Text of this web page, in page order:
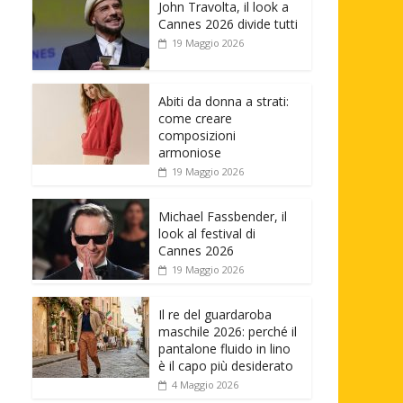
John Travolta, il look a
Cannes 2026 divide tutti
19 Maggio 2026
Abiti da donna a strati:
come creare
composizioni
armoniose
19 Maggio 2026
Michael Fassbender, il
look al festival di
Cannes 2026
19 Maggio 2026
Il re del guardaroba
maschile 2026: perché il
pantalone fluido in lino
è il capo più desiderato
4 Maggio 2026